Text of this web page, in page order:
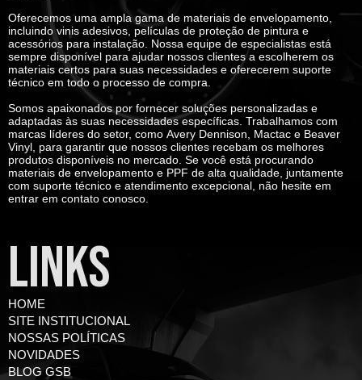
Oferecemos uma ampla gama de materiais de envelopamento,
incluindo vinis adesivos, películas de proteção de pintura e
acessórios para instalação. Nossa equipe de especialistas está
sempre disponível para ajudar nossos clientes a escolherem os
materiais certos para suas necessidades e oferecerem suporte
técnico em todo o processo de compra.
Somos apaixonados por fornecer soluções personalizadas e
adaptadas às suas necessidades específicas. Trabalhamos com
marcas líderes do setor, como Avery Dennison, Mactac e Beaver
Vinyl , para garantir que nossos clientes recebam os melhores
produtos disponíveis no mercado. Se você está procurando
materiais de envelopamento e PPF de alta qualidade, juntamente
com suporte técnico e atendimento excepcional, não hesite em
entrar em contato conosco.
LINKS
HOME
SITE INSTITUCIONAL
NOSSAS POLÍTICAS
NOVIDADES
BLOG GSB